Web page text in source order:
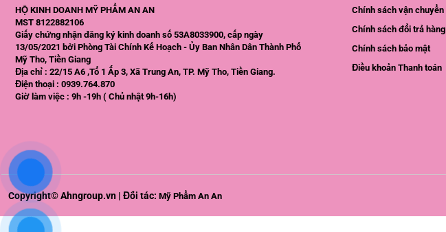
HỘ KINH DOANH MỸ PHẨM AN AN
MST 8122882106
Giấy chứng nhận đăng ký kinh doanh số 53A8033900, cấp ngày
13/05/2021 bởi Phòng Tài Chính Kế Hoạch - Ủy Ban Nhân Dân Thành Phố
Mỹ Tho, Tiền Giang
Địa chỉ : 22/15 A6 ,Tổ 1 Ấp 3, Xã Trung An, TP. Mỹ Tho, Tiền Giang.
Điện thoại : 0939.764.870
Giờ làm việc : 9h -19h ( Chủ nhật 9h-16h)
Chính sách vận chuyển
Chính sách đổi trả hàng
Chính sách bảo mật
Điều khoản Thanh toán
Copyright© Ahngroup.vn | Đối tác: Mỹ Phẩm An An